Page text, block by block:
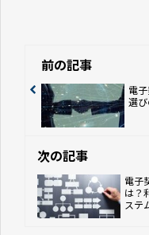
前の記事
電
選
次の記事
電子
は？
ステ